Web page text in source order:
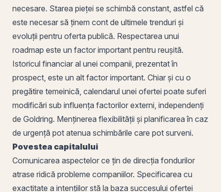
necesare. Starea pieței se schimbă constant, astfel că
este necesar să ținem cont de ultimele trenduri și
evoluții pentru oferta publică. Respectarea unui
roadmap este un factor important pentru reușită.
Istoricul financiar al unei companii, prezentat în
prospect , este un alt factor important. Chiar și cu o
pregătire temeinică, calendarul unei ofertei poate suferi
modificări sub influența factorilor externi, independenți
de Goldring. Menținerea flexibilității și planificarea în caz
de urgență pot atenua schimbările care pot surveni.
Povestea capitalului
Comunicarea aspectelor ce țin de direcția fondurilor
atrase ridică probleme companiilor. Specificarea cu
exactitate a intențiilor stă la baza succesului ofertei